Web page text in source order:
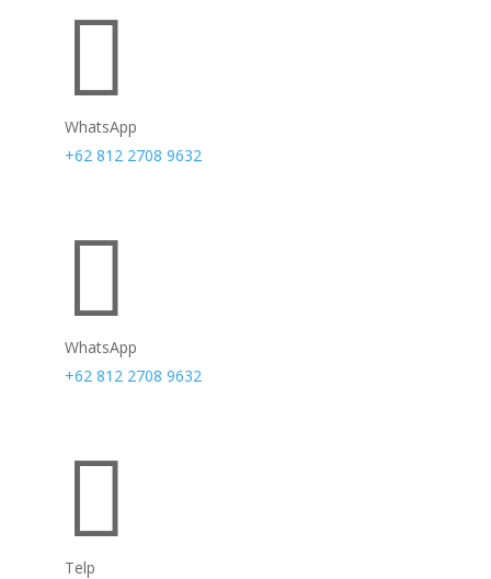

WhatsApp
+62 812 2708 9632

WhatsApp
+62 812 2708 9632

Telp